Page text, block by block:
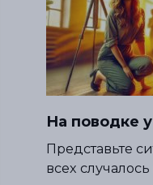
На поводке
Представьте
всех